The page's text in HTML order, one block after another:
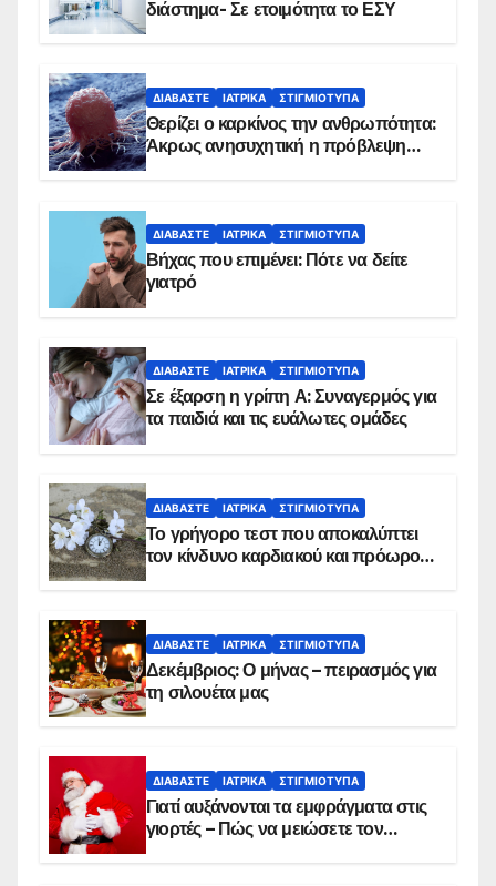
διάστημα- Σε ετοιμότητα το ΕΣΥ
ΔΙΑΒΆΣΤΕ ΙΑΤΡΙΚΆ ΣΤΙΓΜΙΌΤΥΠΑ
Θερίζει ο καρκίνος την ανθρωπότητα:
Άκρως ανησυχητική η πρόβλεψη…
ΔΙΑΒΆΣΤΕ ΙΑΤΡΙΚΆ ΣΤΙΓΜΙΌΤΥΠΑ
Βήχας που επιμένει: Πότε να δείτε
γιατρό
ΔΙΑΒΆΣΤΕ ΙΑΤΡΙΚΆ ΣΤΙΓΜΙΌΤΥΠΑ
Σε έξαρση η γρίπη Α: Συναγερμός για
τα παιδιά και τις ευάλωτες ομάδες
ΔΙΑΒΆΣΤΕ ΙΑΤΡΙΚΆ ΣΤΙΓΜΙΌΤΥΠΑ
Το γρήγορο τεστ που αποκαλύπτει
τον κίνδυνο καρδιακού και πρόωρου
ΔΙΑΒΆΣΤΕ ΙΑΤΡΙΚΆ ΣΤΙΓΜΙΌΤΥΠΑ
Δεκέμβριος: Ο μήνας – πειρασμός για
τη σιλουέτα μας
ΔΙΑΒΆΣΤΕ ΙΑΤΡΙΚΆ ΣΤΙΓΜΙΌΤΥΠΑ
Γιατί αυξάνονται τα εμφράγματα στις
γιορτές – Πώς να μειώσετε τον